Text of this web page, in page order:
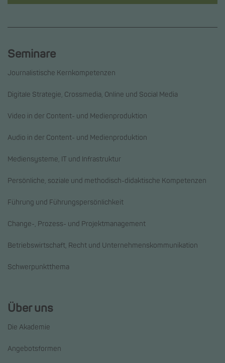
Seminare
Journalistische Kernkompetenzen
Digitale Strategie, Crossmedia, Online und Social Media
Video in der Content- und Medienproduktion
Audio in der Content- und Medienproduktion
Mediensysteme, IT und Infrastruktur
Persönliche, soziale und methodisch-didaktische Kompetenzen
Führung und Führungspersönlichkeit
Change-, Prozess- und Projektmanagement
Betriebswirtschaft, Recht und Unternehmenskommunikation
Schwerpunktthema
Über uns
Die Akademie
Angebotsformen